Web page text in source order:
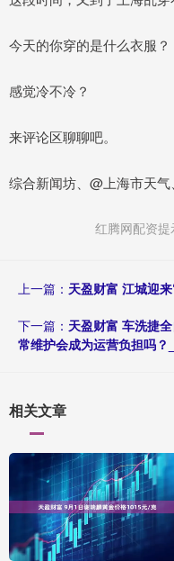
今天的你穿的是什么衣服？
感觉冷不冷？
来评论区聊聊吧。
综合新闻坊、@上海市天
红腾网配资提
上一篇： 天盈财富 江城迎
下一篇： 天盈财富 车洗捷
常维护会成为运营负担吗
相关文章